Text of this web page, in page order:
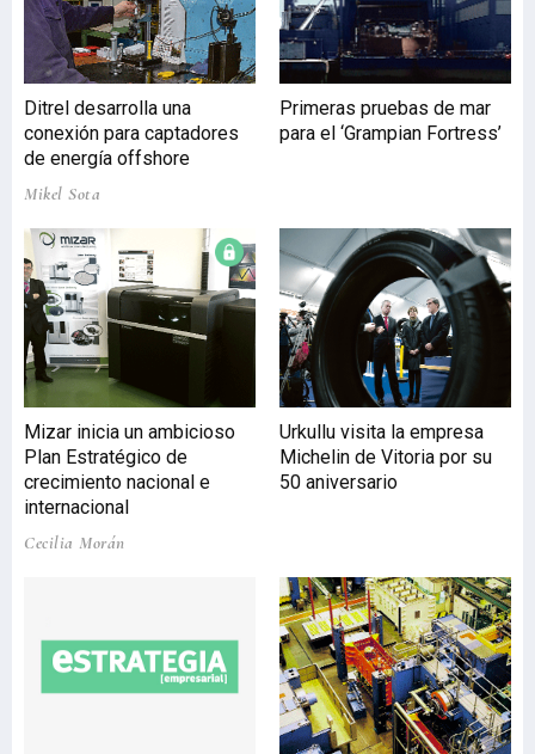
sísmicos y de vibraciones
Virlab, del Grupo Urbar
Ingenieros. Allí
que estaban en curso ese
día en las instalaciones de
reunión técnica informal
con el director del
laboratorio, Juan Antonio
Pérez, en la que aclararon
sus inquietudes respecto
de los ensayos símicos que
se realizan para equipos
destinados a centrales
nucleares de su país.
Acudieron junto a dos
responsables de la
Ditrel desarrolla una
conexión para captadores
de energía offshore
Mikel Sota
Primeras pruebas de mar
para el ‘Grampian Fortress’
Mizar inicia un ambicioso
Plan Estratégico de
crecimiento nacional e
internacional
Cecilia Morán
Urkullu visita la empresa
Michelin de Vitoria por su
50 aniversario